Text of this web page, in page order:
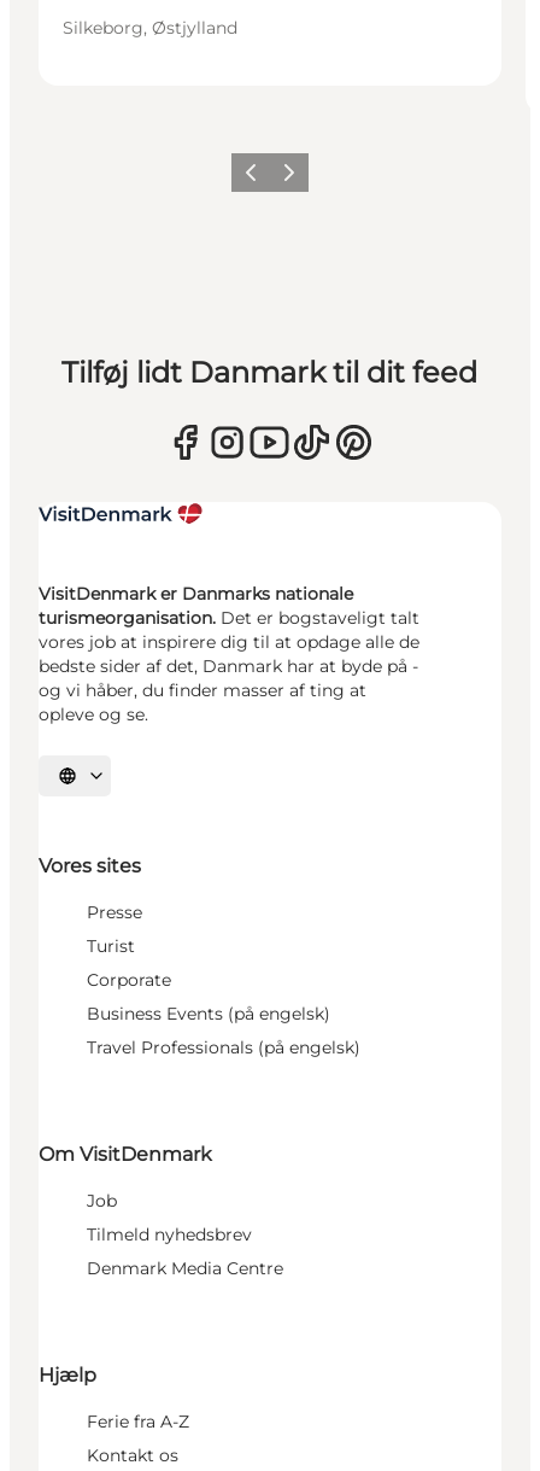
Silkeborg, Østjylland
ForrigeNæste
Tilføj lidt Danmark til dit feed
VisitDenmark er Danmarks nationale
turismeorganisation. Det er bogstaveligt talt
vores job at inspirere dig til at opdage alle de
bedste sider af det, Danmark har at byde på -
og vi håber, du finder masser af ting at
opleve og se.
Vælg sprog
Vores sites
Presse
Turist
Corporate
Business Events (på engelsk)
Travel Professionals (på engelsk)
Om VisitDenmark
Job
Tilmeld nyhedsbrev
Denmark Media Centre
Hjælp
Ferie fra A-Z
Kontakt os